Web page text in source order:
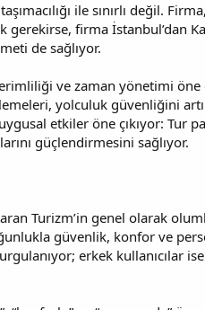
ile sınırlı değil.
firma İstanbul’dan
de sağlıyor.
ve zaman yönetimi
yolculuk güvenliğini
etkiler öne çıkıyor:
güçlendirmesini sağlıyor.
Turizm’in genel olarak
güvenlik, konfor ve
erkek kullanıcılar